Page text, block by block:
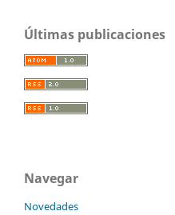
Últimas publicaciones
Navegar
Novedades